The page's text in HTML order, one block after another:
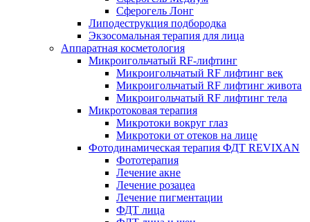
Сферогель Лонг
Липодеструкция подбородка
Экзосомальная терапия для лица
Аппаратная косметология
Микроигольчатый RF-лифтинг
Микроигольчатый RF лифтинг век
Микроигольчатый RF лифтинг живота
Микроигольчатый RF лифтинг тела
Микротоковая терапия
Микротоки вокруг глаз
Микротоки от отеков на лице
Фотодинамическая терапия ФДТ REVIXAN
Фототерапия
Лечение акне
Лечение розацеа
Лечение пигментации
ФДТ лица